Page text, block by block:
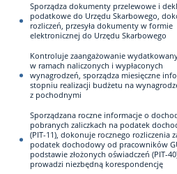
Sporządza dokumenty przelewowe i
podatkowe do Urzędu Skarbowego,
rozliczeń, przesyła dokumenty w formie
elektronicznej do Urzędu Skarbowego
Kontroluje zaangażowanie
w ramach naliczonych i wypłaconych
wynagrodzeń, sporządza miesięczne
stopniu realizacji budżetu na
z pochodnymi
Sporządzana roczne informacje o
pobranych zaliczkach na podatek
(PIT-11), dokonuje rocznego rozliczenia
podatek dochodowy od pracowników
podstawie złożonych oświadczeń (PIT-
prowadzi niezbędną korespondencję